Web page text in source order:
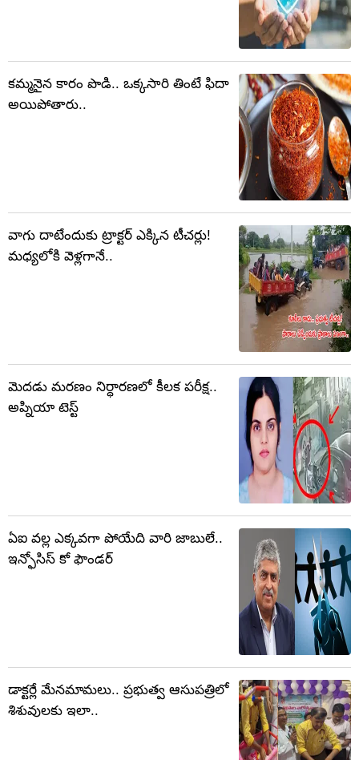
కమ్మనైన కారం పొడి.. ఒక్కసారి తింటే ఫిదా
అయిపోతారు..
వాగు దాటేందుకు ట్రాక్టర్ ఎక్కిన టీచర్లు!
మధ్యలోకి వెళ్లగానే..
మెదడు మరణం నిర్ధారణలో కీలక పరీక్ష..
అప్నియా టెస్ట్
ఏఐ వల్ల ఎక్కవగా పోయేది వారి జాబులే..
ఇన్ఫోసిస్ కో ఫౌండర్
డాక్టర్లే మేనమామలు.. ప్రభుత్వ ఆసుపత్రిలో
శిశువులకు ఇలా..